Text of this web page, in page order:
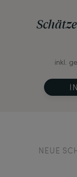
inkl.
NEUE